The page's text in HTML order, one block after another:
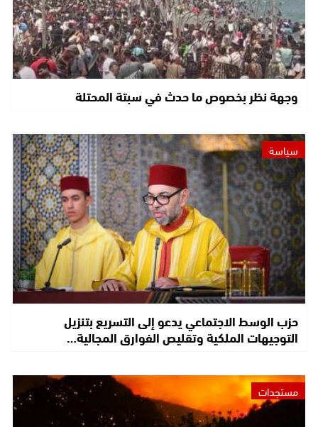
وجهة نظر بخصوص ما حدث في سبتة المحتلة
سياسة
حزب الوسط الاجتماعي يدعو إلى التسريع بتنزيل
التوجيهات الملكية وتقليص الفوارق المجالية…
مستجدات